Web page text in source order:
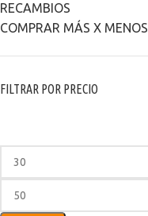
RECAMBIOS
COMPRAR MÁS X MENOS
FILTRAR POR PRECIO